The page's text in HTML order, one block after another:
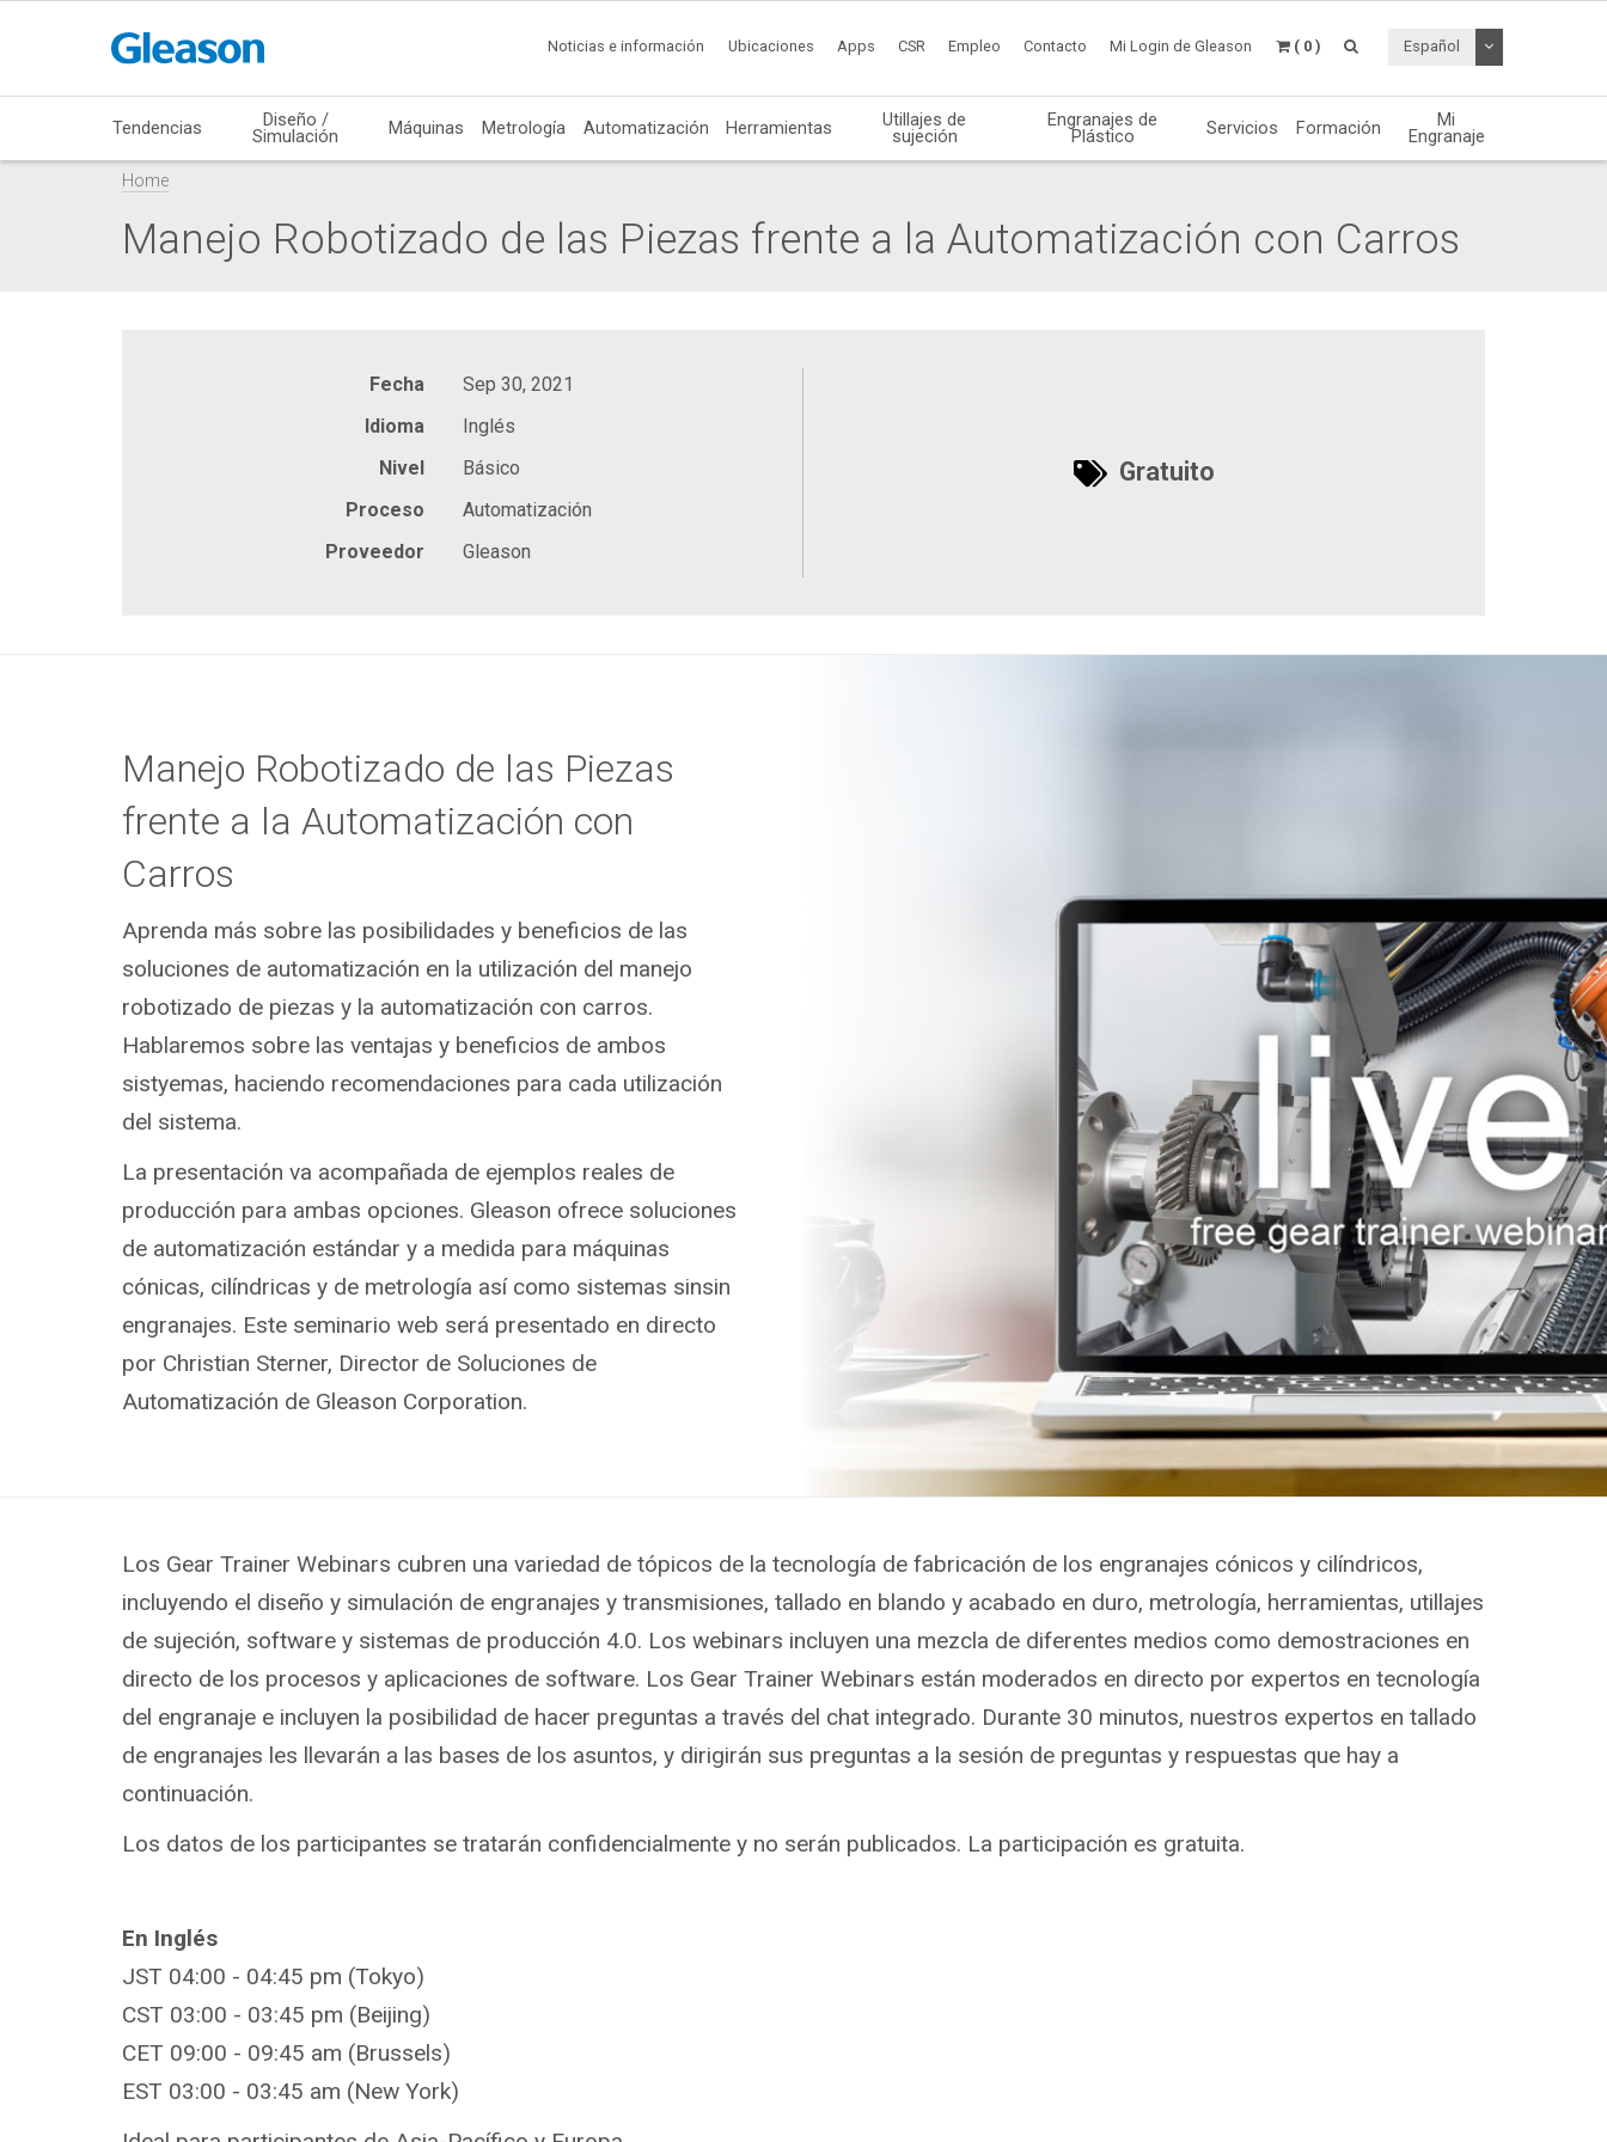
Noticias e información Ubicaciones Apps CSR Empleo Contacto Mi Login de Gleason ( 0 ) Español Desplegable de
Tendencias Diseño /
Simulación Máquinas Metrología Automatización Herramientas Utillajes de
sujeción
Engranajes de
Plástico Servicios Formación Mi
Engranaje
Home
Manejo Robotizado de las Piezas frente a la Automatización con Carros
Fecha
Sep 30, 2021
Idioma
Inglés
Nivel
Básico
Proceso
Automatización
Proveedor
Gleason
Gratuito
Manejo Robotizado de las Piezas
frente a la Automatización con
Carros
Aprenda más sobre las posibilidades y beneficios de las
soluciones de automatización en la utilización del manejo
robotizado de piezas y la automatización con carros.
Hablaremos sobre las ventajas y beneficios de ambos
sistyemas, haciendo recomendaciones para cada utilización
del sistema.
La presentación va acompañada de ejemplos reales de
producción para ambas opciones. Gleason ofrece soluciones
de automatización estándar y a medida para máquinas
cónicas, cilíndricas y de metrología así como sistemas sinsin
engranajes. Este seminario web será presentado en directo
por Christian Sterner, Director de Soluciones de
Automatización de Gleason Corporation.
Los Gear Trainer Webinars cubren una variedad de tópicos de la tecnología de fabricación de los engranajes cónicos y cilíndricos,
incluyendo el diseño y simulación de engranajes y transmisiones, tallado en blando y acabado en duro, metrología, herramientas, utillajes
de sujeción, software y sistemas de producción 4.0. Los webinars incluyen una mezcla de diferentes medios como demostraciones en
directo de los procesos y aplicaciones de software. Los Gear Trainer Webinars están moderados en directo por expertos en tecnología
del engranaje e incluyen la posibilidad de hacer preguntas a través del chat integrado. Durante 30 minutos, nuestros expertos en tallado
de engranajes les llevarán a las bases de los asuntos, y dirigirán sus preguntas a la sesión de preguntas y respuestas que hay a
continuación.
Los datos de los participantes se tratarán confidencialmente y no serán publicados. La participación es gratuita.
En Inglés
JST 04:00 - 04:45 pm (Tokyo)
CST 03:00 - 03:45 pm (Beijing)
CET 09:00 - 09:45 am (Brussels)
EST 03:00 - 03:45 am (New York)